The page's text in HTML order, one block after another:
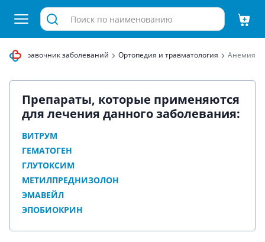
Справочник заболеваний Ортопедия и травматология Анемия
Препараты, которые применяются
для лечения данного заболевания:
ВИТРУМ
ГЕМАТОГЕН
ГЛУТОКСИМ
МЕТИЛПРЕДНИЗОЛОН
ЭМАВЕЙЛ
ЭПОБИОКРИН